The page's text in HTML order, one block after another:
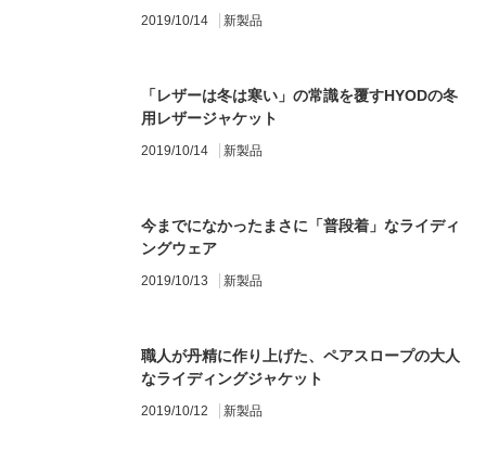
2019/10/14 新製品
「レザーは冬は寒い」の常識を覆すHYODの冬
用レザージャケット
2019/10/14 新製品
今までになかったまさに「普段着」なライディ
ングウェア
2019/10/13 新製品
職人が丹精に作り上げた、ペアスロープの大人
なライディングジャケット
2019/10/12 新製品